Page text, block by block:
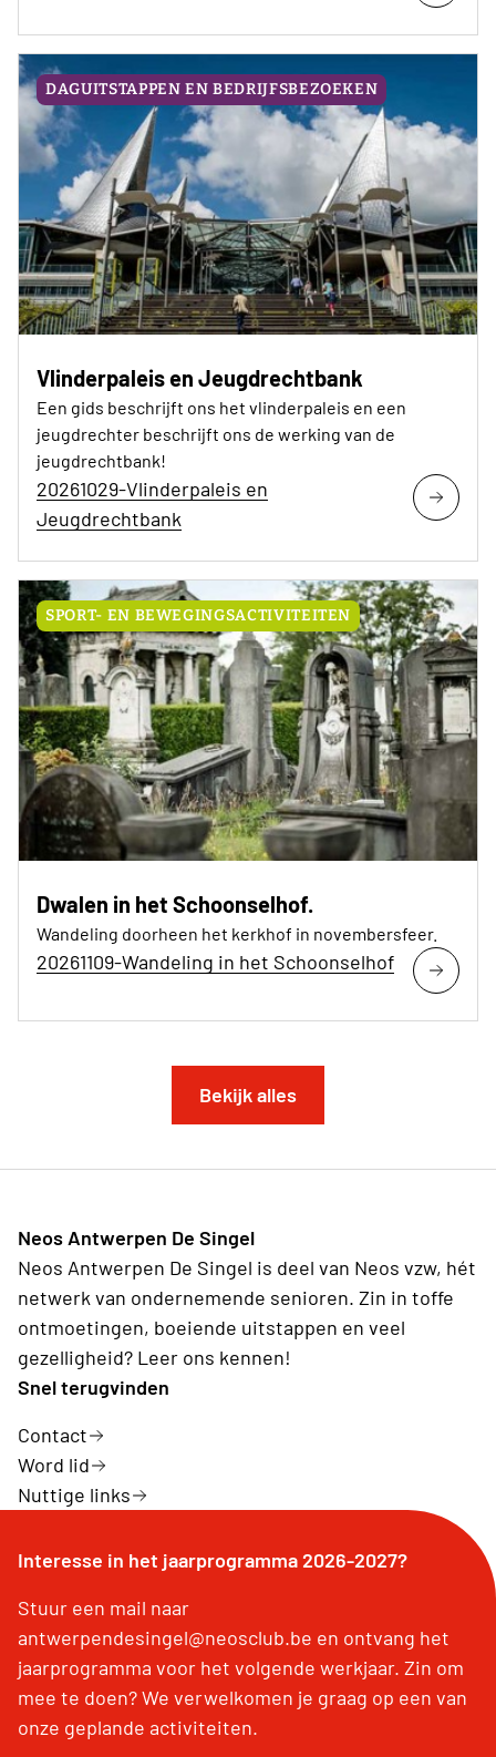
DAGUITSTAPPEN EN BEDRIJFSBEZOEKEN
Vlinderpaleis en Jeugdrechtbank
Een gids beschrijft ons het vlinderpaleis en een
jeugdrechter beschrijft ons de werking van de
jeugdrechtbank!
20261029-Vlinderpaleis en
Jeugdrechtbank
SPORT- EN BEWEGINGSACTIVITEITEN
Dwalen in het Schoonselhof.
Wandeling doorheen het kerkhof in novembersfeer.
20261109-Wandeling in het Schoonselhof
Bekijk alles
Neos Antwerpen De Singel
Neos Antwerpen De Singel is deel van Neos vzw, hét
netwerk van ondernemende senioren. Zin in toffe
ontmoetingen, boeiende uitstappen en veel
gezelligheid? Leer ons kennen!
Snel terugvinden
Contact
Word lid
Nuttige links
Interesse in het jaarprogramma 2026-2027?
Stuur een mail naar
antwerpendesingel@neosclub.be en ontvang het
jaarprogramma voor het volgende werkjaar. Zin om
mee te doen? We verwelkomen je graag op een van
onze geplande activiteiten.